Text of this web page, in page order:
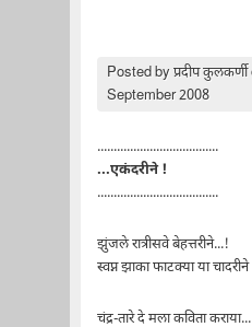
Posted byप्रदीप कुलकर्णी
September 2008
.....................................
...एकंदरीने !
.....................................
झुंजले रात्रीसवे बेहत्तरीने...!
स्वप्न झाका फाटक्या या
चंद्र-तारे दे मला कविता कराया...